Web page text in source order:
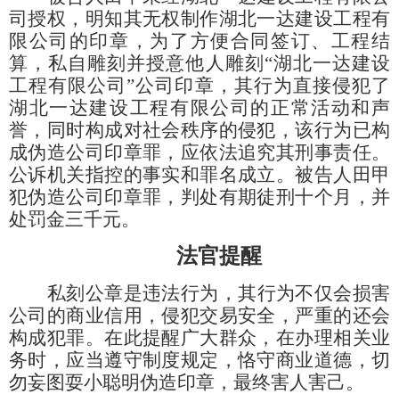
司授权，明知其无权制作湖北一达建设工程有
限公司的印章，为了方便合同签订、工程结
算，私自雕刻并授意他人雕刻 “湖北一达建设
工程有限公司”公司印章，其行为直接侵犯了
湖北一达建设工程有限公司的正常活动和声
誉，同时构成对社会秩序的侵犯，该行为已构
成伪造公司印章罪，应依法追究其刑事责任。
公诉机关指控的事实和罪名成立。被告人田甲
犯伪造公司印章罪，判处有期徒刑十个月，并
处罚金三千元。
法官提醒
私刻公章是违法行为，其行为不仅会损害
公司的商业信用，侵犯交易安全，严重的还会
构成犯罪。在此提醒广大群众，在办理相关业
务时，应当遵守制度规定，恪守商业道德，切
勿妄图耍小聪明伪造印章，最终害人害己。